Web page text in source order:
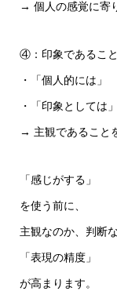
→ 個人の感覚に寄
④：印象であるこ
・「個人的には」
・「印象としては」
→ 主観であること
「感じがする」
を使う前に、
主観なのか、判断
「表現の精度」
が高まります。